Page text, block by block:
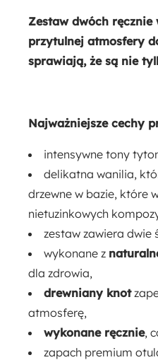
Zestaw dwóch
przytulnej atmosfery
sprawiają, że są nie
Najważniejsze cechy
intensywne tony
delikatna wanilia,
drzewne w bazie, które
nietuzinkowych
zestaw zawiera dwie
wykonane z
dla zdrowia,
drewniany knot
atmosferę,
wykonane ręcznie,
zapach premium